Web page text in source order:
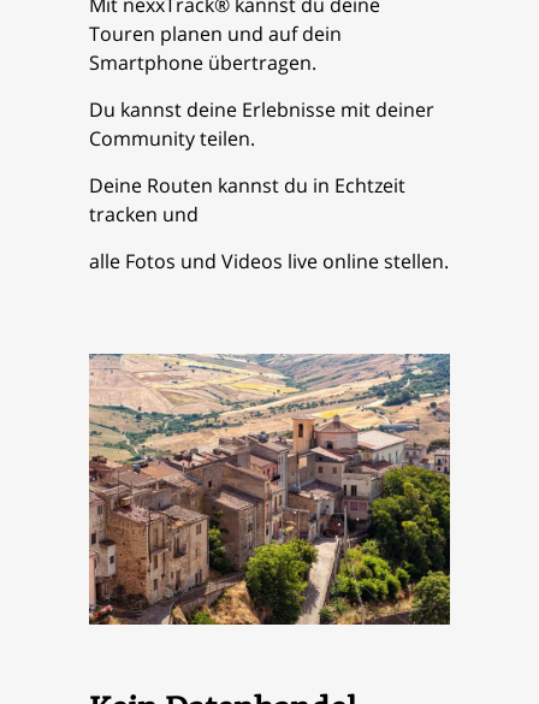
Touren planen und auf dein
Smartphone übertragen.
Du kannst deine Erlebnisse mit deiner
Community teilen.
Deine Routen kannst du in Echtzeit
tracken und
alle Fotos und Videos live online stellen.